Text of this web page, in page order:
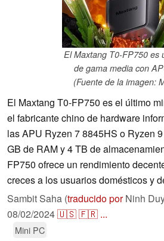
El Maxtang T0-FP750 es
de gama media con
(Fuente de la imagen:
El Maxtang T0-FP750 es el último
el fabricante chino de hardware
las APU Ryzen 7 8845HS o Ryzen
GB de RAM y 4 TB de
FP750 ofrece un rendimiento
creces a los usuarios domésticos y
Sambit Saha (traducido porNinh
08/02/2024🇺🇸🇫🇷 ...
Mini PC